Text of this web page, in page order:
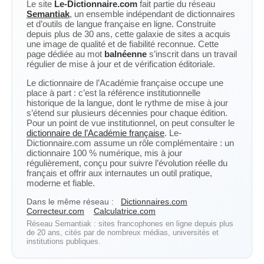
Le site Le-Dictionnaire.com fait partie du réseau
Semantiak, un ensemble indépendant de dictionnaires
et d’outils de langue française en ligne. Construite
depuis plus de 30 ans, cette galaxie de sites a acquis
une image de qualité et de fiabilité reconnue. Cette
page dédiée au mot balnéenne s’inscrit dans un travail
régulier de mise à jour et de vérification éditoriale.
Le dictionnaire de l’Académie française occupe une
place à part : c’est la référence institutionnelle
historique de la langue, dont le rythme de mise à jour
s’étend sur plusieurs décennies pour chaque édition.
Pour un point de vue institutionnel, on peut consulter le
dictionnaire de l’Académie française. Le-
Dictionnaire.com assume un rôle complémentaire : un
dictionnaire 100 % numérique, mis à jour
régulièrement, conçu pour suivre l’évolution réelle du
français et offrir aux internautes un outil pratique,
moderne et fiable.
Dans le même réseau :
Dictionnaires.com
Correcteur.com
Calculatrice.com
Réseau Semantiak : sites francophones en ligne depuis plus
de 20 ans, cités par de nombreux médias, universités et
institutions publiques.